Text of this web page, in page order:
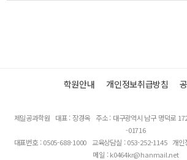
학원안내 개인정보취급방침
제일공과학원 대표 : 장경옥 주소 : 대구광역시 남구 명덕로
-01716
대표번호 : 0505-688-1000
교육상담실 : 053-252-1145 개인
메일 : k0464kr@hanmail.net